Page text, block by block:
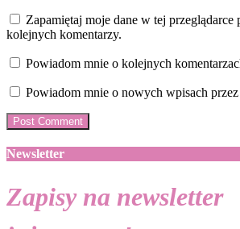
Zapamiętaj moje dane w tej przeglądarce
kolejnych komentarzy.
Powiadom mnie o kolejnych
Powiadom mnie o nowych wpisach
Newsletter
Zapisy na newsletter